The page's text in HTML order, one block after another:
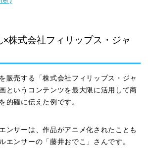
株式会社フィリップス・ジャ
販売する「株式会社フィリップス・ジャ
というコンテンツを最大限に活用して商
的確に伝えた例です。
ンサーは、作品がアニメ化されたことも
エンサーの「藤井おでこ」さんです。